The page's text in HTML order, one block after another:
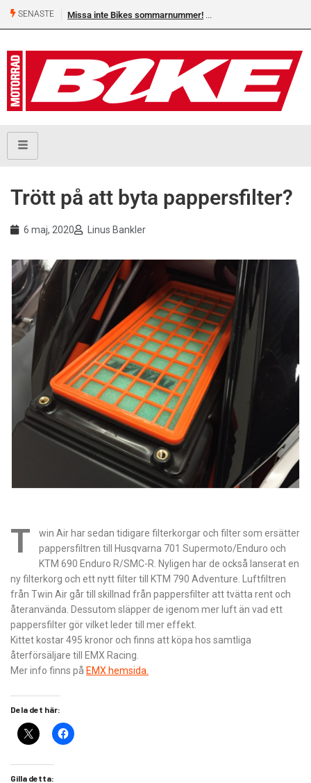
SENASTE Missa inte Bikes sommarnummer!
Trött på att byta pappersfilter?
6 maj, 2020 Linus Bankler
T
win Air har sedan tidigare filterkorgar och filter som ersätter
pappersfiltren till Husqvarna 701 Supermoto/Enduro och
KTM 690 Enduro R/SMC-R. Nyligen har de också lanserat en
ny filterkorg och ett nytt filter till KTM 790 Adventure. Luftfiltren
från Twin Air går till skillnad från pappersfilter att tvätta rent och
återanvända. Dessutom släpper de igenom mer luft än vad ett
pappersfilter gör vilket leder till mer effekt.
Kittet kostar 495 kronor och finns att köpa hos samtliga
återförsäljare till EMX Racing.
Mer info finns på EMX hemsida.
Dela det här:
Gilla detta: